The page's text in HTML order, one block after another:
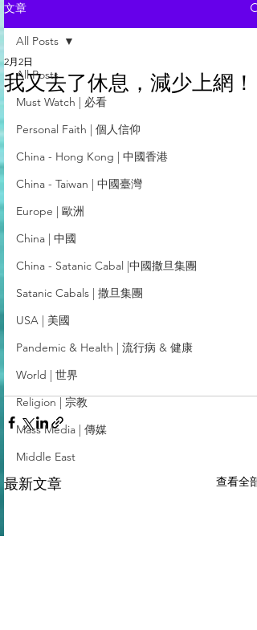
文章
All Posts
Must Watch | 必看
Personal Faith | 個人信仰
China - Hong Kong | 中國香港
China - Taiwan | 中國臺灣
Europe | 歐洲
China | 中國
China - Satanic Cabal |中國撒旦集團
Satanic Cabals | 撒旦集團
USA | 美國
Pandemic & Health | 流行病 & 健康
World | 世界
Religion | 宗教
Mass Media | 傳媒
Middle East
All Posts
我又去了休息，減少上網！
2月2日
最新文章 查看全部